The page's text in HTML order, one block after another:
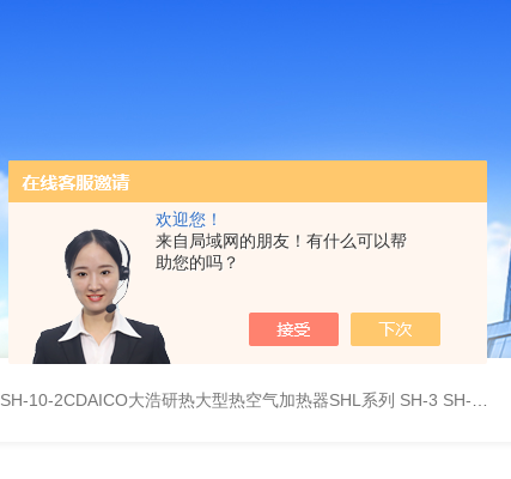
欢迎您！
来自局域网的朋友！有什么可以帮
助您的吗？
SH-10-2CDAICO大浩研热大型热空气加热器SHL系列 SH-3 SH-4DAICO大浩研热水平热空气产生加热器SH系列